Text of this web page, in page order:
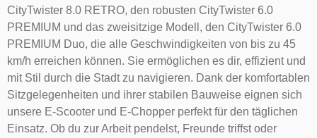
CityTwister 8.0 RETRO, den robusten CityTwister 6.0
PREMIUM und das zweisitzige Modell, den CityTwister 6.0
PREMIUM Duo, die alle Geschwindigkeiten von bis zu 45
km/h erreichen können. Sie ermöglichen es dir, effizient und
mit Stil durch die Stadt zu navigieren. Dank der komfortablen
Sitzgelegenheiten und ihrer stabilen Bauweise eignen sich
unsere E-Scooter und E-Chopper perfekt für den täglichen
Einsatz. Ob du zur Arbeit pendelst, Freunde triffst oder